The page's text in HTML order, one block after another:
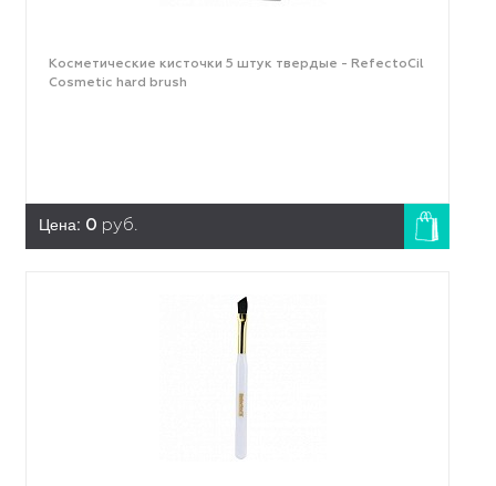
Косметические кисточки 5 штук твердые - RefectoCil
Cosmetic hard brush
Цена: 0 руб.